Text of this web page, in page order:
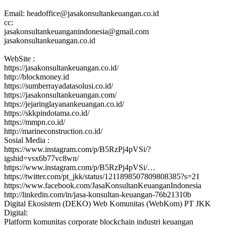
Email: headoffice@jasakonsultankeuangan.co.id
cc:
jasakonsultankeuanganindonesia@gmail.com
jasakonsultankeuangan.co.id
WebSite :
https://jasakonsultankeuangan.co.id/
http://blockmoney.id
https://sumberrayadatasolusi.co.id/
https://jasakonsultankeuangan.com/
https://jejaringlayanankeuangan.co.id/
https://skkpindotama.co.id/
https://mmpn.co.id/
http://marineconstruction.co.id/
Sosial Media :
https://www.instagram.com/p/B5RzPj4pVSi/?
igshid=vsx6b77vc8wn/
https://www.instagram.com/p/B5RzPj4pVSi/…
https://twitter.com/pt_jkk/status/1211898507809808385?s=21
https://www.facebook.com/JasaKonsultanKeuanganIndonesia
http://linkedin.com/in/jasa-konsultan-keuangan-76b21310b
Digital Ekosistem (DEKO) Web Komunitas (WebKom) PT JKK
Digital:
Platform komunitas corporate blockchain industri keuangan